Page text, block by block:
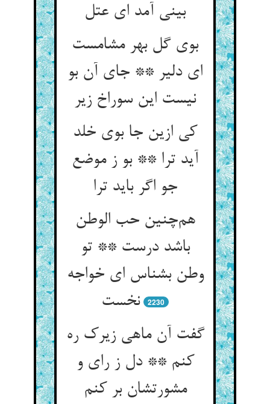
بینی آمد ای عتل
بوی گل بهر مشامست
ای دلیر ** جای آن بو
نیست این سوراخ زیر
کی ازین جا بوی خلد
آید ترا ** بو ز موضع
جو اگر باید ترا
هم‌چنین حب الوطن
باشد درست ** تو
وطن بشناس ای خواجه
نخست
2230
گفت آن ماهی زیرک ره
کنم ** دل ز رای و
مشورتشان بر کنم